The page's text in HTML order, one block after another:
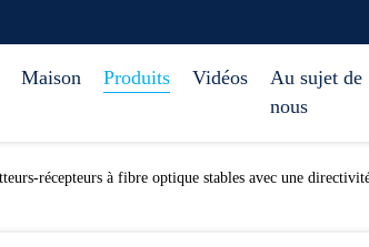
Maison Produits Vidéos
Au sujet de
nous
récepteurs à fibre optique stables avec une